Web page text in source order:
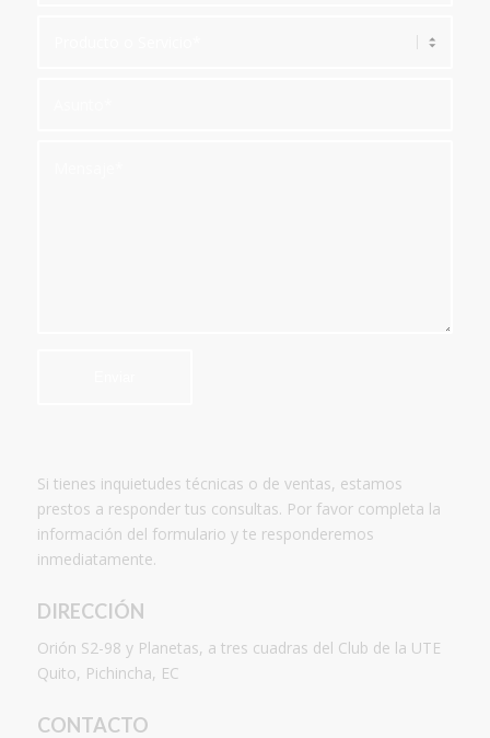
Si tienes inquietudes técnicas o de ventas, estamos
prestos a responder tus consultas. Por favor completa la
información del formulario y te responderemos
inmediatamente.
DIRECCIÓN
Orión S2-98 y Planetas, a tres cuadras del Club de la UTE
Quito, Pichincha, EC
CONTACTO